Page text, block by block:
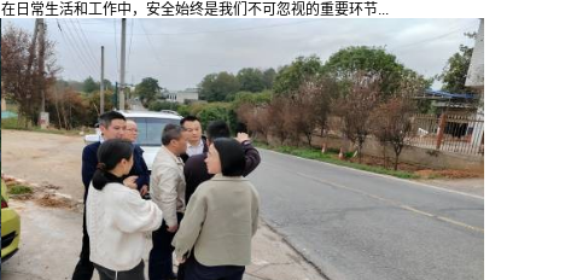
在日常生活和工作中，安全始终是我们不可忽视的重要环节...